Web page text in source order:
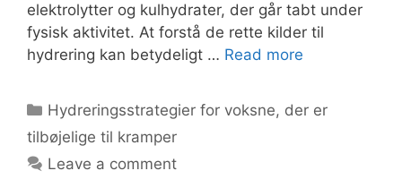
elektrolytter og kulhydrater, der går tabt under
fysisk aktivitet. At forstå de rette kilder til
hydrering kan betydeligt … Read more
Categories
Hydreringsstrategier for voksne, der er
tilbøjelige til kramper
Leave a comment